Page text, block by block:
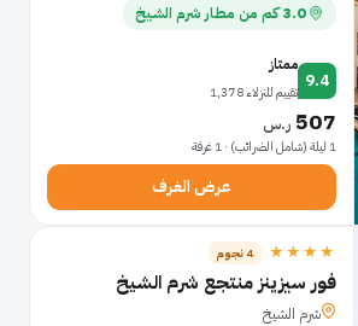
3.0 كم من مطار شرم الشيخ
9.4
ممتاز
تقييم للنزلاء 1,378
507 ر.س
1 ليلة (شامل الضرائب) · 1 غرفة
عرض الغرف
★★★★ 4 نجوم
فور سيزينز منتجع شرم الشيخ
شرم الشيخ